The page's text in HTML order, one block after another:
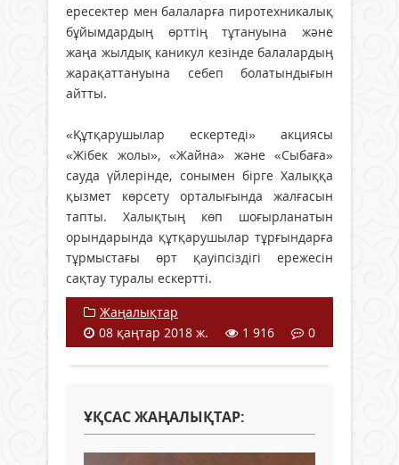
ересектер мен балаларға пиротехникалық
бұйымдардың өрттің тұтануына және
жаңа жылдық каникул кезінде балалардың
жарақаттануына себеп болатындығын
айтты.
«Құтқарушылар ескертеді» акциясы
«Жібек жолы», «Жайна» және «Сыбаға»
сауда үйлерінде, сонымен бірге Халыққа
қызмет көрсету орталығында жалғасын
тапты. Халықтың көп шоғырланатын
орындарында құтқарушылар тұрғындарға
тұрмыстағы өрт қауіпсіздігі ережесін
сақтау туралы ескертті.
Жаңалықтар
08 қаңтар 2018 ж.
1 916 0
ҰҚСАС ЖАҢАЛЫҚТАР: